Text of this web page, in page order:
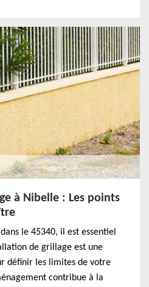
à Nibelle : Les points
le 45340, il est essentiel
de grillage est une
définir les limites de votre
contribue à la